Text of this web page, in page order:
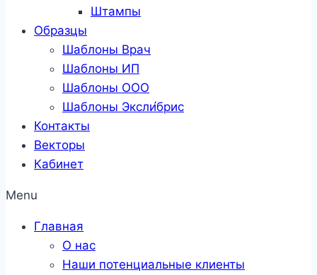
Штампы
Образцы
Шаблоны Врач
Шаблоны ИП
Шаблоны ООО
Шаблоны Эксли́брис
Контакты
Векторы
Кабинет
Menu
Главная
О нас
Наши потенциальные клиенты